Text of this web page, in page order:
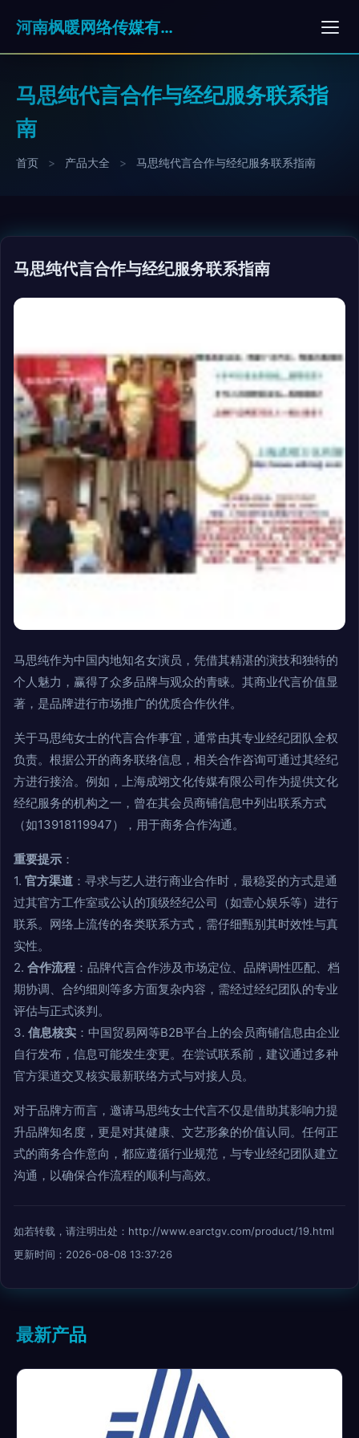
河南枫暖网络传媒有限公司
马思纯代言合作与经纪服务联系指
南
首页 > 产品大全 > 马思纯代言合作与经纪服务联系指南
马思纯代言合作与经纪服务联系指南
马思纯作为中国内地知名女演员，凭借其精湛的演技和独特的
个人魅力，赢得了众多品牌与观众的青睐。其商业代言价值显
著，是品牌进行市场推广的优质合作伙伴。
关于马思纯女士的代言合作事宜，通常由其专业经纪团队全权
负责。根据公开的商务联络信息，相关合作咨询可通过其经纪
方进行接洽。例如，上海成翊文化传媒有限公司作为提供文化
经纪服务的机构之一，曾在其会员商铺信息中列出联系方式
（如13918119947），用于商务合作沟通。
重要提示 ：
1. 官方渠道 ：寻求与艺人进行商业合作时，最稳妥的方式是通
过其官方工作室或公认的顶级经纪公司（如壹心娱乐等）进行
联系。网络上流传的各类联系方式，需仔细甄别其时效性与真
实性。
2. 合作流程 ：品牌代言合作涉及市场定位、品牌调性匹配、档
期协调、合约细则等多方面复杂内容，需经过经纪团队的专业
评估与正式谈判。
3. 信息核实 ：中国贸易网等B2B平台上的会员商铺信息由企业
自行发布，信息可能发生变更。在尝试联系前，建议通过多种
官方渠道交叉核实最新联络方式与对接人员。
对于品牌方而言，邀请马思纯女士代言不仅是借助其影响力提
升品牌知名度，更是对其健康、文艺形象的价值认同。任何正
式的商务合作意向，都应遵循行业规范，与专业经纪团队建立
沟通，以确保合作流程的顺利与高效。
如若转载，请注明出处：http://www.earctgv.com/product/19.html
更新时间：2026-08-08 13:37:26
最新产品